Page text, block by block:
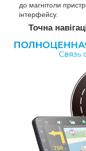
до магнітоли
інтерфейсу.
Точна